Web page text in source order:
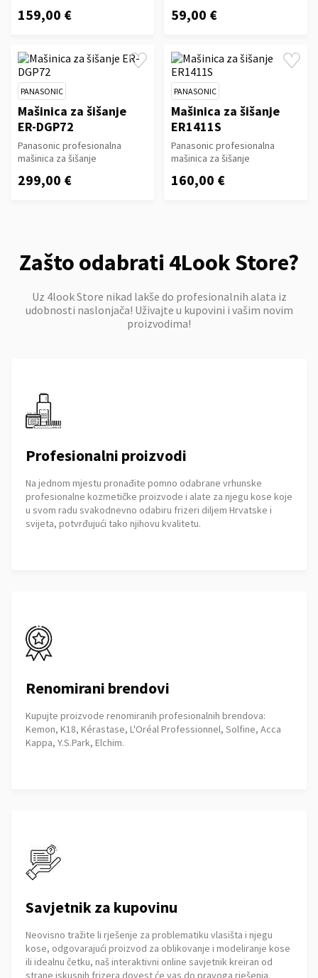
159,00 € 59,00 €
PANASONIC
Mašinica za šišanje
ER-DGP72
Panasonic profesionalna
mašinica za šišanje
299,00 €
PANASONIC
Mašinica za šišanje
ER1411S
Panasonic profesionalna
mašinica za šišanje
160,00 €
Zašto odabrati 4Look Store?
Uz 4look Store nikad lakše do profesionalnih alata iz
udobnosti naslonjača! Uživajte u kupovini i vašim novim
proizvodima!
Profesionalni proizvodi
Na jednom mjestu pronađite pomno odabrane vrhunske
profesionalne kozmetičke proizvode i alate za njegu kose koje
u svom radu svakodnevno odabiru frizeri diljem Hrvatske i
svijeta, potvrđujući tako njihovu kvalitetu.
Renomirani brendovi
Kupujte proizvode renomiranih profesionalnih brendova:
Kemon, K18, Kérastase, L'Oréal Professionnel, Solfine, Acca
Kappa, Y.S.Park, Elchim.
Savjetnik za kupovinu
Neovisno tražite li rješenje za problematiku vlasišta i njegu
kose, odgovarajući proizvod za oblikovanje i modeliranje kose
ili idealnu četku, naš interaktivni online savjetnik kreiran od
strane iskusnih frizera dovest će vas do pravoga rješenja.